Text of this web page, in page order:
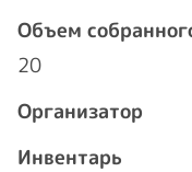
Объем
20
Организатор
Инвентарь